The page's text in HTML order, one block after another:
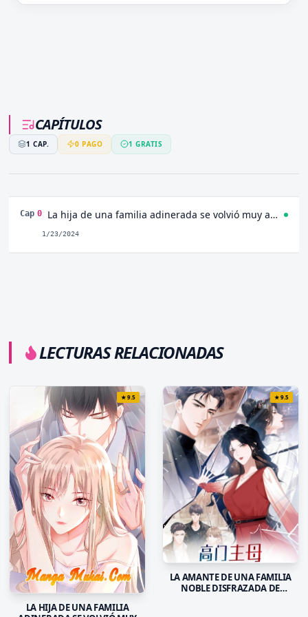
CAPÍTULOS
1 CAP. 0 PAGO 1 GRATIS
Cap 0 La hija de una familia adinerada se volvió muy agresiva tras renacer Capitulo 0
1/23/2024
LECTURAS RELACIONADAS
★9.5
LA HIJA DE UNA FAMILIA
★9.5
LA AMANTE DE UNA FAMILIA
NOBLE DISFRAZADA DE